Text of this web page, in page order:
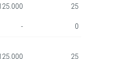
25
- 0
25